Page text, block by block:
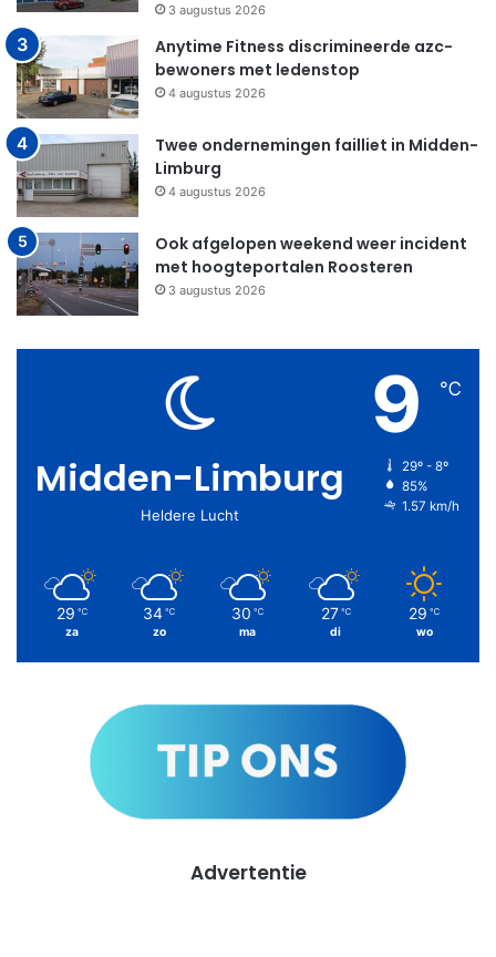
3 augustus 2026
Anytime Fitness discrimineerde azc-
bewoners met ledenstop
4 augustus 2026
Twee ondernemingen failliet in Midden-
Limburg
4 augustus 2026
Ook afgelopen weekend weer incident
met hoogteportalen Roosteren
3 augustus 2026
Midden-Limburg
Heldere Lucht
9 ℃
29º - 8º
85%
1.57 km/h
29 ℃
za
34 ℃
zo
30 ℃
ma
27 ℃
di
29 ℃
wo
Advertentie